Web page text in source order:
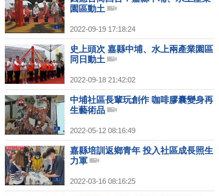
園區動土
2022-09-19 17:18:24
史上頭次 嘉縣中埔、水上兩產業園區
同日動土
2022-09-18 21:42:02
中埔社區長輩玩創作 咖啡膠囊變身再
生藝術品
2022-05-12 08:16:49
嘉縣培訓返鄉青年 投入社區成長照生
力軍
2022-03-16 08:16:25